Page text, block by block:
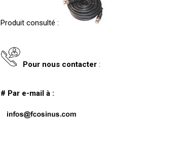
Produit consulté :
Pour nous contacter:
# Par e-mail à :